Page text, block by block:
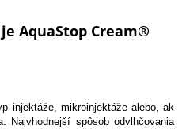
AquaStop Cream®
injektáže, mikroinjektáže alebo, ak
Najvhodnejší spôsob odvlhčovania